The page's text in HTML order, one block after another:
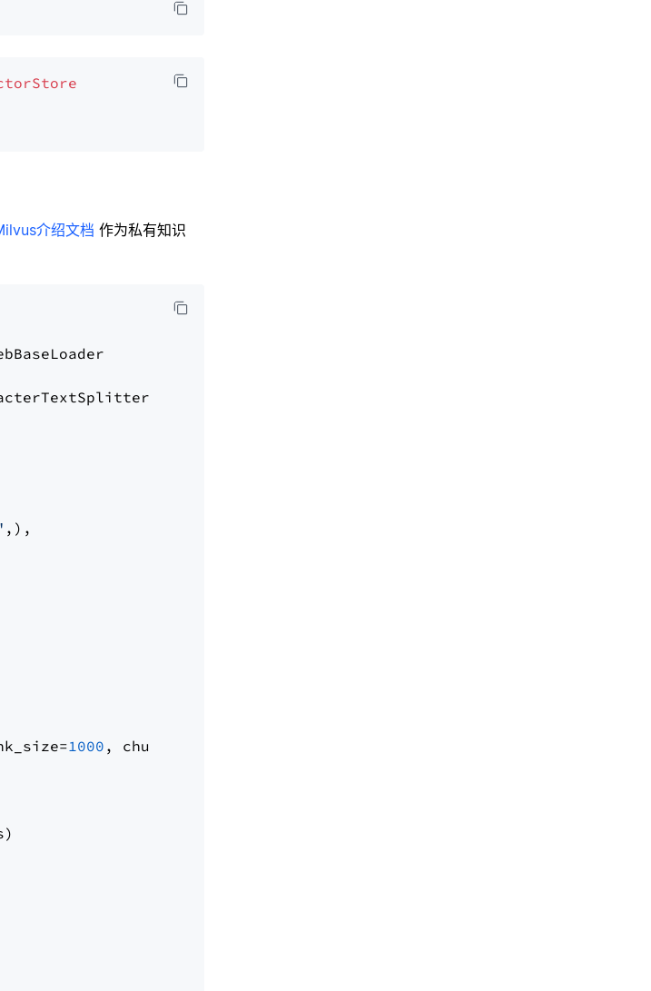
介绍文档 作为私有知识
,),
1000 , chunk_overlap=